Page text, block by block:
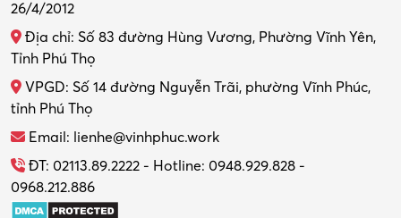
Thiết kế nội thất
Thợ máy – Ô tô – Xe máy
Thực tập
Tổ chức sự kiện – Quà tặng
Trợ lý
26/4/2012
Địa chỉ: Số 83 đường Hùng Vương, Phường Vĩnh Yên,
Tỉnh Phú Thọ
VPGD: Số 14 đường Nguyễn Trãi, phường Vĩnh Phúc,
tỉnh Phú Thọ
Email: lienhe@vinhphuc.work
ĐT: 02113.89.2222 - Hotline: 0948.929.828 -
0968.212.886